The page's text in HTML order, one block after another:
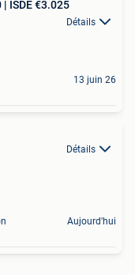
| ISDE €3.025
Détails
13 juin 26
Détails
Aujourd'hui